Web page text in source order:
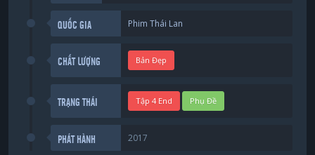
QUỐC GIA Phim Thái Lan
CHẤT LƯỢNG Bản Đẹp
TRẠNG THÁI Tập 4 End Phụ Đề
PHÁT HÀNH 2017